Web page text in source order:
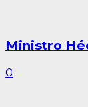
Ministro
0